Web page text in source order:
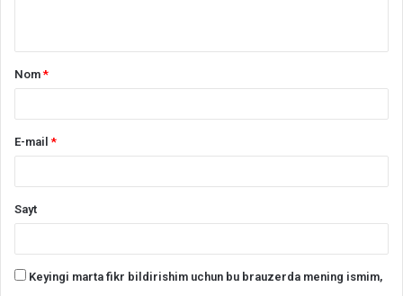
Nom*
E-mail*
Sayt
Keyingi marta fikr bildirishim uchun bu brauzerda mening ismim,